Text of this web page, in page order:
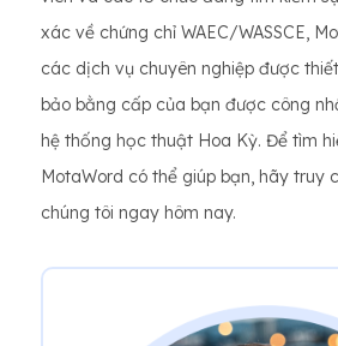
xác về chứng chỉ WAEC/WASSCE,
các dịch vụ chuyên nghiệp được
bảo bằng cấp của bạn được công
hệ thống học thuật Hoa Kỳ. Để tìm
MotaWord có thể giúp bạn, hãy truy
chúng tôi ngay hôm nay.